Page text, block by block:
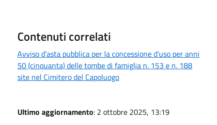
Contenuti correlati
Avviso d'asta pubblica per la concessione d'uso per anni
50 (cinquanta) delle tombe di famiglia n. 153 e n. 188
site nel Cimitero del Capoluogo
Ultimo aggiornamento: 2 ottobre 2025, 13:19